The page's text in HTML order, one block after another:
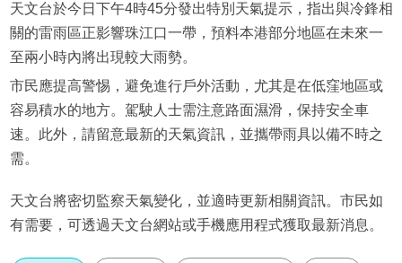
天文台於今日下午4時45分發出特別天氣提示，指出與冷鋒相
關的雷雨區正影響珠江口一帶，預料本港部分地區在未來一
至兩小時內將出現較大雨勢。
市民應提高警惕，避免進行戶外活動，尤其是在低窪地區或
容易積水的地方。駕駛人士需注意路面濕滑，保持安全車
速。此外，請留意最新的天氣資訊，並攜帶雨具以備不時之
需。
天文台將密切監察天氣變化，並適時更新相關資訊。市民如
有需要，可透過天文台網站或手機應用程式獲取最新消息。